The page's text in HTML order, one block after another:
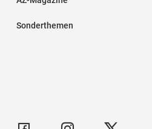
Sonderthemen